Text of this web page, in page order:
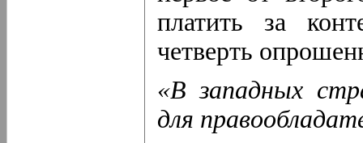
платить за
четверть
«В западных
для